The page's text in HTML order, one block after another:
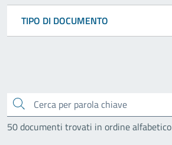
Cerca
50 documenti trovati in ordine alfabetico
TIPO DI DOCUMENTO